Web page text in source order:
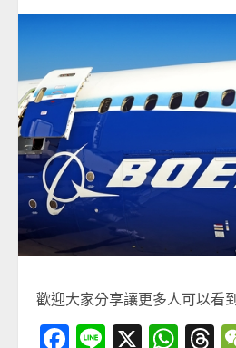
歡迎大家分享讓更多人可以看
Facebook
Line
X